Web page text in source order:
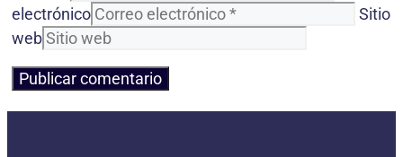
electrónico
Sitio
web